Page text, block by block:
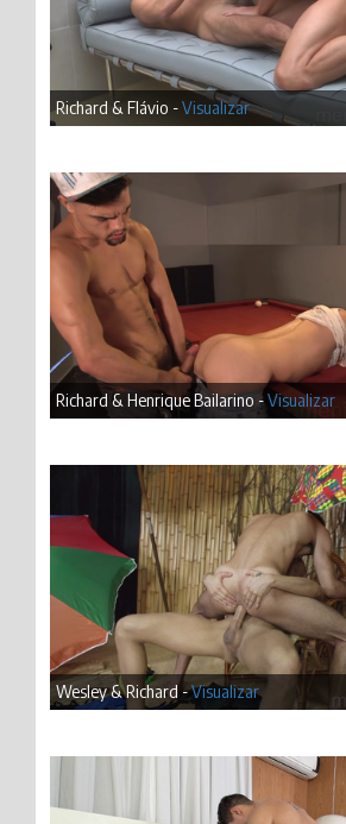
Richard & Flávio -Visualizar
Richard & Henrique Bailarino -Visualizar
Wesley & Richard -Visualizar